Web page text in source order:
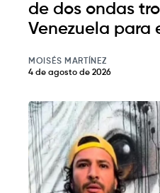
de dos ondas
Venezuela para
MOISÉS MARTÍNEZ
4 de agosto de 2026